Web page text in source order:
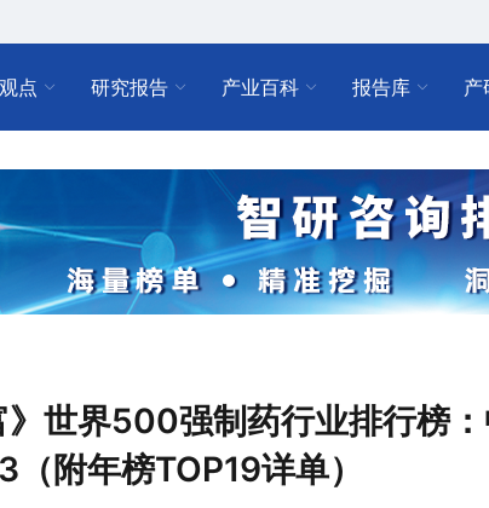
点 研究报告 产业百科 报告库 产
世界500强制药行业排行榜
附年榜TOP19详单）